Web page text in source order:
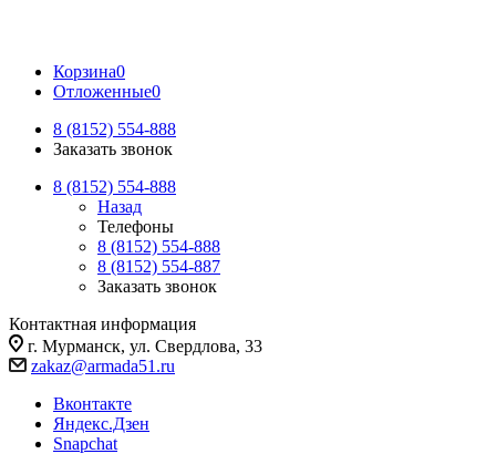
Корзина0
Отложенные0
8 (8152) 554-888
Заказать звонок
8 (8152) 554-888
Назад
Телефоны
8 (8152) 554-888
8 (8152) 554-887
Заказать звонок
Контактная информация
г. Мурманск, ул. Свердлова, 33
zakaz@armada51.ru
Вконтакте
Яндекс.Дзен
Snapchat